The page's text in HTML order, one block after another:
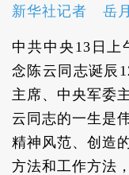
新华社记者 岳
中共中央13日上
念陈云同志诞辰
主席、中央军委
云同志的一生是
精神风范、创造
方法和工作方法